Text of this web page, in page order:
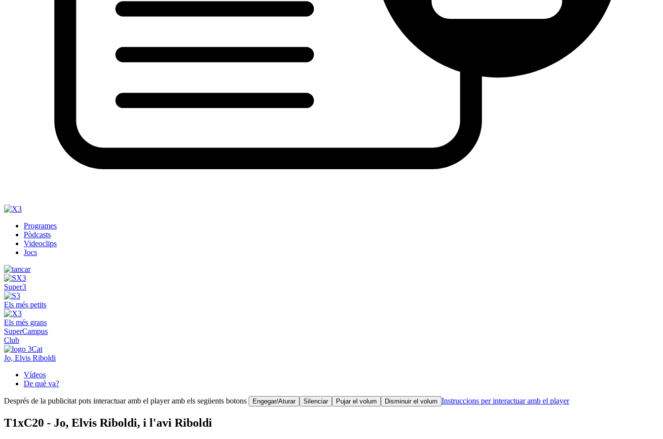
Programes
Pòdcasts
Videoclips
Jocs
Super3
Els més petits
Els més grans
SuperCampus
Club
Jo, Elvis Riboldi
Vídeos
De què va?
Després de la publicitat pots interactuar amb el player amb els següents botons Engegar/Aturar Silenciar Pujar el volum Disminuir el volum Instruccions per interactuar amb el player
T1xC20 - Jo, Elvis Riboldi, i l'avi Riboldi